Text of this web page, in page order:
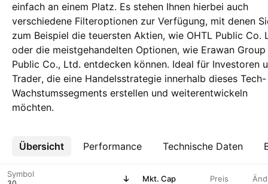
einfach an einem Platz. Es stehen Ihnen hierbei auch
verschiedene Filteroptionen zur Verfügung, mit denen
zum Beispiel die teuersten Aktien, wie OHTL Public Co.
oder die meistgehandelten Optionen, wie Erawan Group
Public Co., Ltd. entdecken können. Ideal für Investoren
Trader, die eine Handelsstrategie innerhalb dieses Tech-
Wachstumssegments erstellen und weiterentwickeln
möchten.
Übersicht Performance Technische Daten
Mehr
Symbol Mkt. Cap Preis